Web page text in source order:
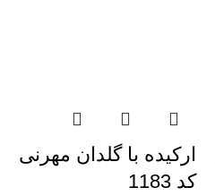
ارکیده با گلدان مهرنی
کد 1183